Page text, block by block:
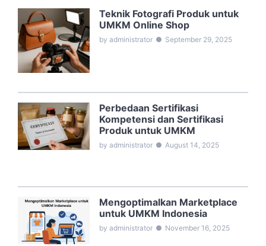
Teknik Fotografi Produk untuk
UMKM Online Shop
by administrator ● September 29, 2025
Perbedaan Sertifikasi
Kompetensi dan Sertifikasi
Produk untuk UMKM
by administrator ● August 14, 2025
Mengoptimalkan Marketplace
untuk UMKM Indonesia
by administrator ● November 16, 2025